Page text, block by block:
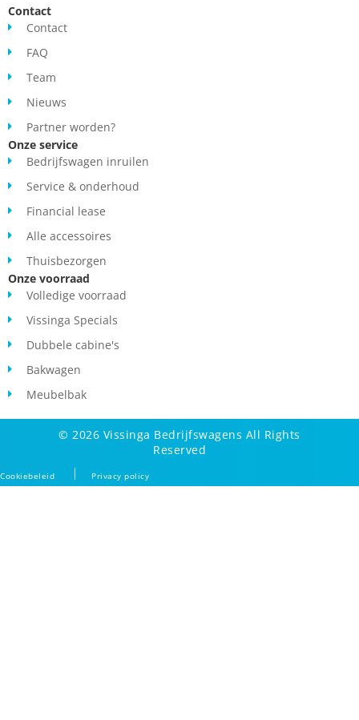
Contact
Contact
FAQ
Team
Nieuws
Partner worden?
Onze service
Bedrijfswagen inruilen
Service & onderhoud
Financial lease
Alle accessoires
Thuisbezorgen
Onze voorraad
Volledige voorraad
Vissinga Specials
Dubbele cabine's
Bakwagen
Meubelbak
© 2026 Vissinga Bedrijfswagens All Rights
Reserved
Cookiebeleid Privacy policy